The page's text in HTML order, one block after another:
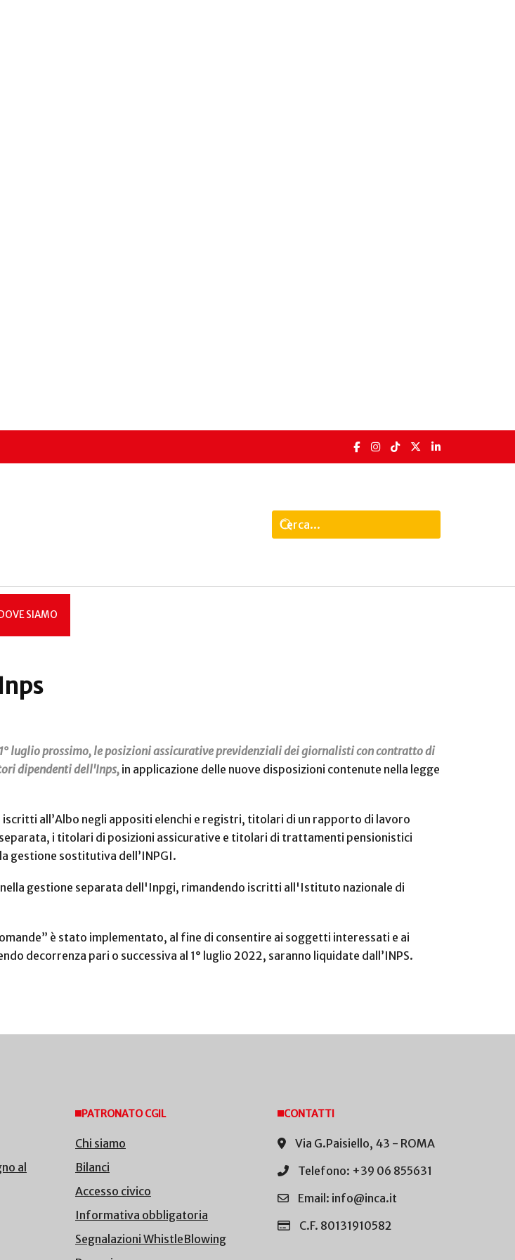
DOVE SIAMO
luglio prossimo, le posizioni assicurative previdenziali dei giornalisti con contratto di
dipendenti dell'Inps, in applicazione delle nuove disposizioni contenute nella legge
all’Albo negli appositi elenchi e registri, titolari di un rapporto di lavoro
i titolari di posizioni assicurative e titolari di trattamenti pensionistici
gestione sostitutiva dell’INPGI.
gestione separata dell'Inpgi, rimandendo iscritti all'Istituto nazionale di
è stato implementato, al fine di consentire ai soggetti interessati e ai
decorrenza pari o successiva al 1° luglio 2022, saranno liquidate dall’INPS.
al
PATRONATO CGIL
Chi siamo
Bilanci
Accesso civico
Informativa obbligatoria
Segnalazioni WhistleBlowing
CONTATTI
Via G.Paisiello, 43 - ROMA
Telefono: +39 06 855631
Email: info@inca.it
C.F. 80131910582